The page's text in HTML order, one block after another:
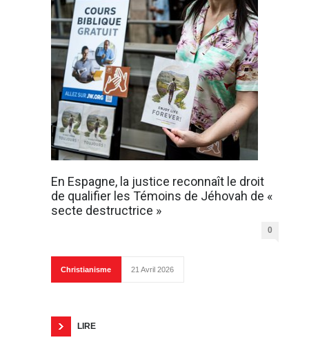
En Espagne, la justice reconnaît le droit
de qualifier les Témoins de Jéhovah de «
secte destructrice »
0
Christianisme 21 Avril 2026
LIRE